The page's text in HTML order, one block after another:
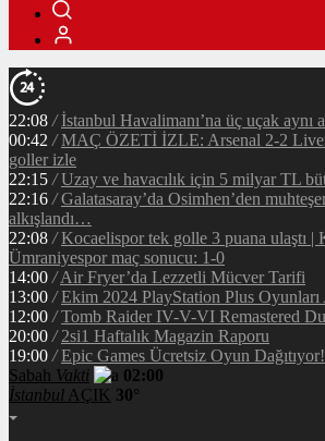
22:08 / İstanbul Havalimanı’na üç uçak aynı
00:42 / MAÇ ÖZETİ İZLE: Arsenal 2-2
goller izle
22:15 / Uzay ve havacılık için 5 milyar TL
22:16 / Galatasaray’da Osimhen’den
alkışlandı…
22:08 / Kocaelispor tek golle 3 puana ulaştı |
Ümraniyespor maç sonucu: 1-0
14:00 / Air Fryer’da Lezzetli Mücver Tarifi
13:00 / Ekim 2024 PlayStation Plus Oyunları
12:00 / Tomb Raider IV-V-VI Remastered
20:00 / 2si1 Haftalık Magazin Raporu
19:00 / Epic Games Ücretsiz Oyun Dağıtıyor!
Sabah Vakti
02:00
İstanbul AÇIK 30°